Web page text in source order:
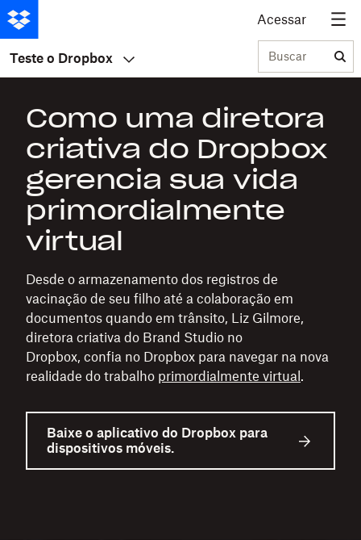
Acessar
Teste o Dropbox Buscar
Como uma diretora
criativa do Dropbox
gerencia sua vida
primordialmente
virtual
Desde o armazenamento dos registros de
vacinação de seu filho até a colaboração em
documentos quando em trânsito, Liz Gilmore,
diretora criativa do Brand Studio no
Dropbox, confia no Dropbox para navegar na nova
realidade do trabalho primordialmente virtual .
Baixe o aplicativo do Dropbox para
dispositivos móveis.